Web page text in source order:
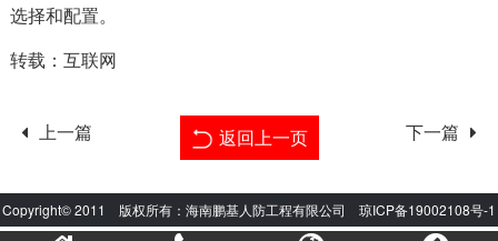
选择和配置。
转载：互联网
上一篇 返回上一页 下一篇
Copyright© 2011 版权所有：海南鹏基人防工程有限公司 琼ICP备19002108号-1